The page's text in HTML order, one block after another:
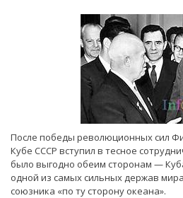
После победы революционных сил
Кубе СССР вступил в тесное
было выгодно обеим сторонам —
одной из самых сильных держав
союзника «по ту сторону океана».